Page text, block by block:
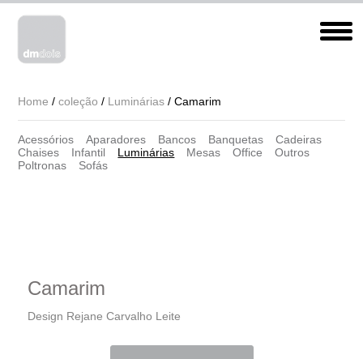
Home /coleção / Luminárias / Camarim
Acessórios Aparadores Bancos Banquetas
Cadeiras
Chaises
Infantil Luminárias Mesas Office
Outros
Poltronas
Sofás
Camarim
Design Rejane Carvalho Leite